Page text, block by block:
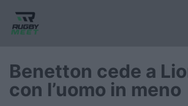
Benetton cede a
con l’uomo in meno